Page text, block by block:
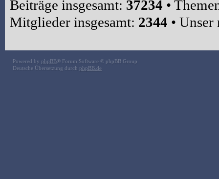
Beiträge insgesamt: 37234 •
Mitglieder insgesamt: 2344 •
Powered by phpBB® Forum Software © phpBB Group
Deutsche Übersetzung durch phpBB.de